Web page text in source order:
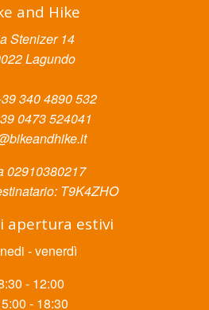
and Hike
Stenizer 14
Lagundo
340 4890 532
0473 524041
02910380217
T9K4ZHO
apertura estivi
- venerdì
- 12:00
- 18:30